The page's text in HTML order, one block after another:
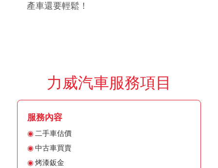
產車還要輕鬆！
力威汽車服務項目
服務內容
二手車估價
中古車買賣
烤漆鈑金